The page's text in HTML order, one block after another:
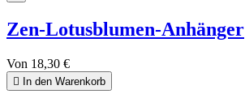
Zen-Lotusblumen-Anhänger
Von 18,30 €
 In den Warenkorb